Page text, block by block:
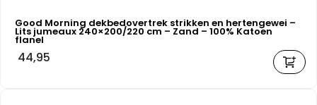
Good Morning dekbedovertrek strikken en hertengewei –
Lits jumeaux 240×200/220 cm – Zand – 100% Katoen
flanel
44,95